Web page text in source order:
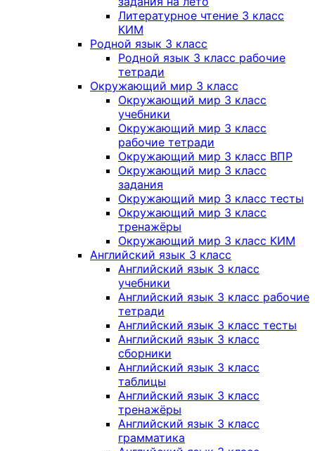
Литературное чтение 3 класс
КИМ
Родной язык 3 класс
Родной язык 3 класс рабочие
тетради
Окружающий мир 3 класс
Окружающий мир 3 класс
учебники
Окружающий мир 3 класс
рабочие тетради
Окружающий мир 3 класс ВПР
Окружающий мир 3 класс
задания
Окружающий мир 3 класс тесты
Окружающий мир 3 класс
тренажёры
Окружающий мир 3 класс КИМ
Английский язык 3 класс
Английский язык 3 класс
учебники
Английский язык 3 класс рабочие
тетради
Английский язык 3 класс тесты
Английский язык 3 класс
сборники
Английский язык 3 класс
таблицы
Английский язык 3 класс
тренажёры
Английский язык 3 класс
грамматика